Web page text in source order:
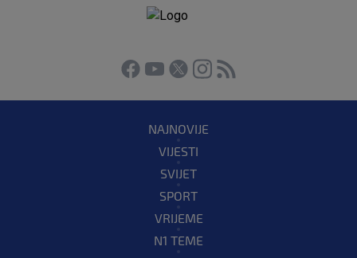
NAJNOVIJE
VIJESTI
SVIJET
SPORT
VRIJEME
N1 TEME